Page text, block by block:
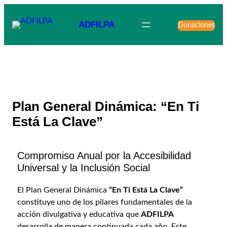
ADFILPA Donaciones
Plan General Dinámica: “En Ti
Está La Clave”
Compromiso Anual por la Accesibilidad
Universal y la Inclusión Social
El Plan General Dinámica “En Ti Está La Clave”
constituye uno de los pilares fundamentales de la
acción divulgativa y educativa que ADFILPA